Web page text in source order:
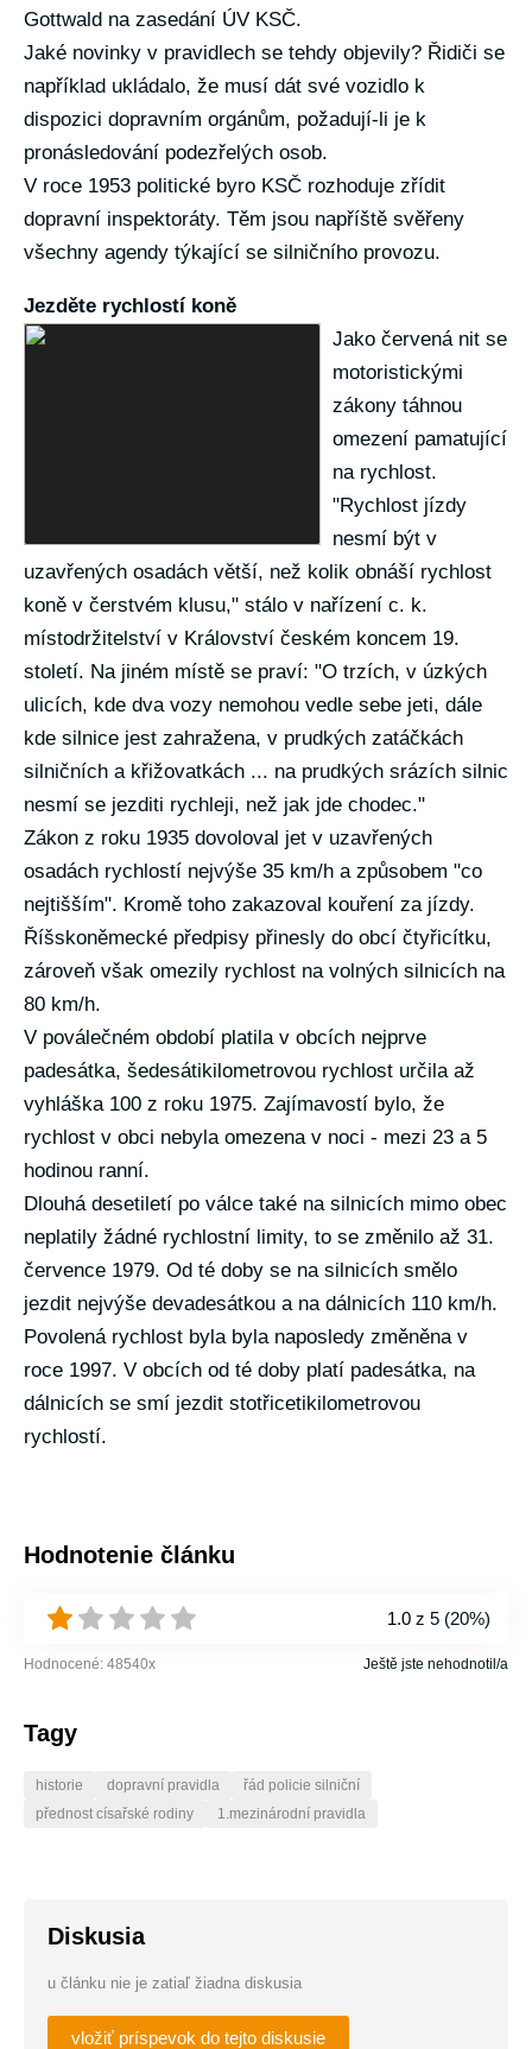
Gottwald na zasedání ÚV KSČ.
Jaké novinky v pravidlech se tehdy objevily? Řidiči se
například ukládalo, že musí dát své vozidlo k
dispozici dopravním orgánům, požadují-li je k
pronásledování podezřelých osob.
V roce 1953 politické byro KSČ rozhoduje zřídit
dopravní inspektoráty. Těm jsou napříště svěřeny
všechny agendy týkající se silničního provozu.
Jezděte rychlostí koně
Jako červená nit se
motoristickými
zákony táhnou
omezení pamatující
na rychlost.
"Rychlost jízdy
nesmí být v
uzavřených osadách větší, než kolik obnáší rychlost
koně v čerstvém klusu," stálo v nařízení c. k.
místodržitelství v Království českém koncem 19.
století. Na jiném místě se praví: "O trzích, v úzkých
ulicích, kde dva vozy nemohou vedle sebe jeti, dále
kde silnice jest zahražena, v prudkých zatáčkách
silničních a křižovatkách ... na prudkých srázích silnic
nesmí se jezditi rychleji, než jak jde chodec."
Zákon z roku 1935 dovoloval jet v uzavřených
osadách rychlostí nejvýše 35 km/h a způsobem "co
nejtišším". Kromě toho zakazoval kouření za jízdy.
Říšskoněmecké předpisy přinesly do obcí čtyřicítku,
zároveň však omezily rychlost na volných silnicích na
80 km/h.
V poválečném období platila v obcích nejprve
padesátka, šedesátikilometrovou rychlost určila až
vyhláška 100 z roku 1975. Zajímavostí bylo, že
rychlost v obci nebyla omezena v noci - mezi 23 a 5
hodinou ranní.
Dlouhá desetiletí po válce také na silnicích mimo obec
neplatily žádné rychlostní limity, to se změnilo až 31.
července 1979. Od té doby se na silnicích smělo
jezdit nejvýše devadesátkou a na dálnicích 110 km/h.
Povolená rychlost byla byla naposledy změněna v
roce 1997. V obcích od té doby platí padesátka, na
dálnicích se smí jezdit stotřicetikilometrovou
rychlostí.
Hodnotenie článku
1.0 z 5 (20%)
Hodnocené: 48540x Ještě jste nehodnotil/a
Tagy
historie dopravní pravidla
řád policie silniční
přednost císařské rodiny
1.mezinárodní pravidla
Diskusia
u článku nie je zatiaľ žiadna diskusia
vložiť príspevok do tejto diskusie